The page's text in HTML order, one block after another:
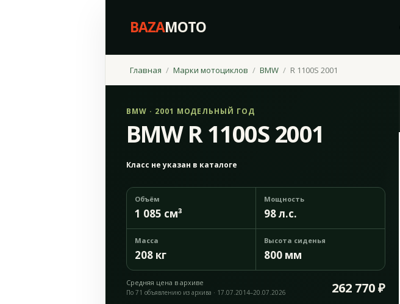
BAZAMOTO
Главная Марки мотоциклов BMW R 1100S 2001
BMW · 2001 МОДЕЛЬНЫЙ ГОД
BMW R 1100S 2001
Класс не указан в каталоге
Объём
1 085 см³
Мощность
98 л.с.
Масса
208 кг
Высота сиденья
800 мм
Средняя цена в архиве 262 770 ₽
По 71 объявлению из архива · 17.07.2014–20.07.2026